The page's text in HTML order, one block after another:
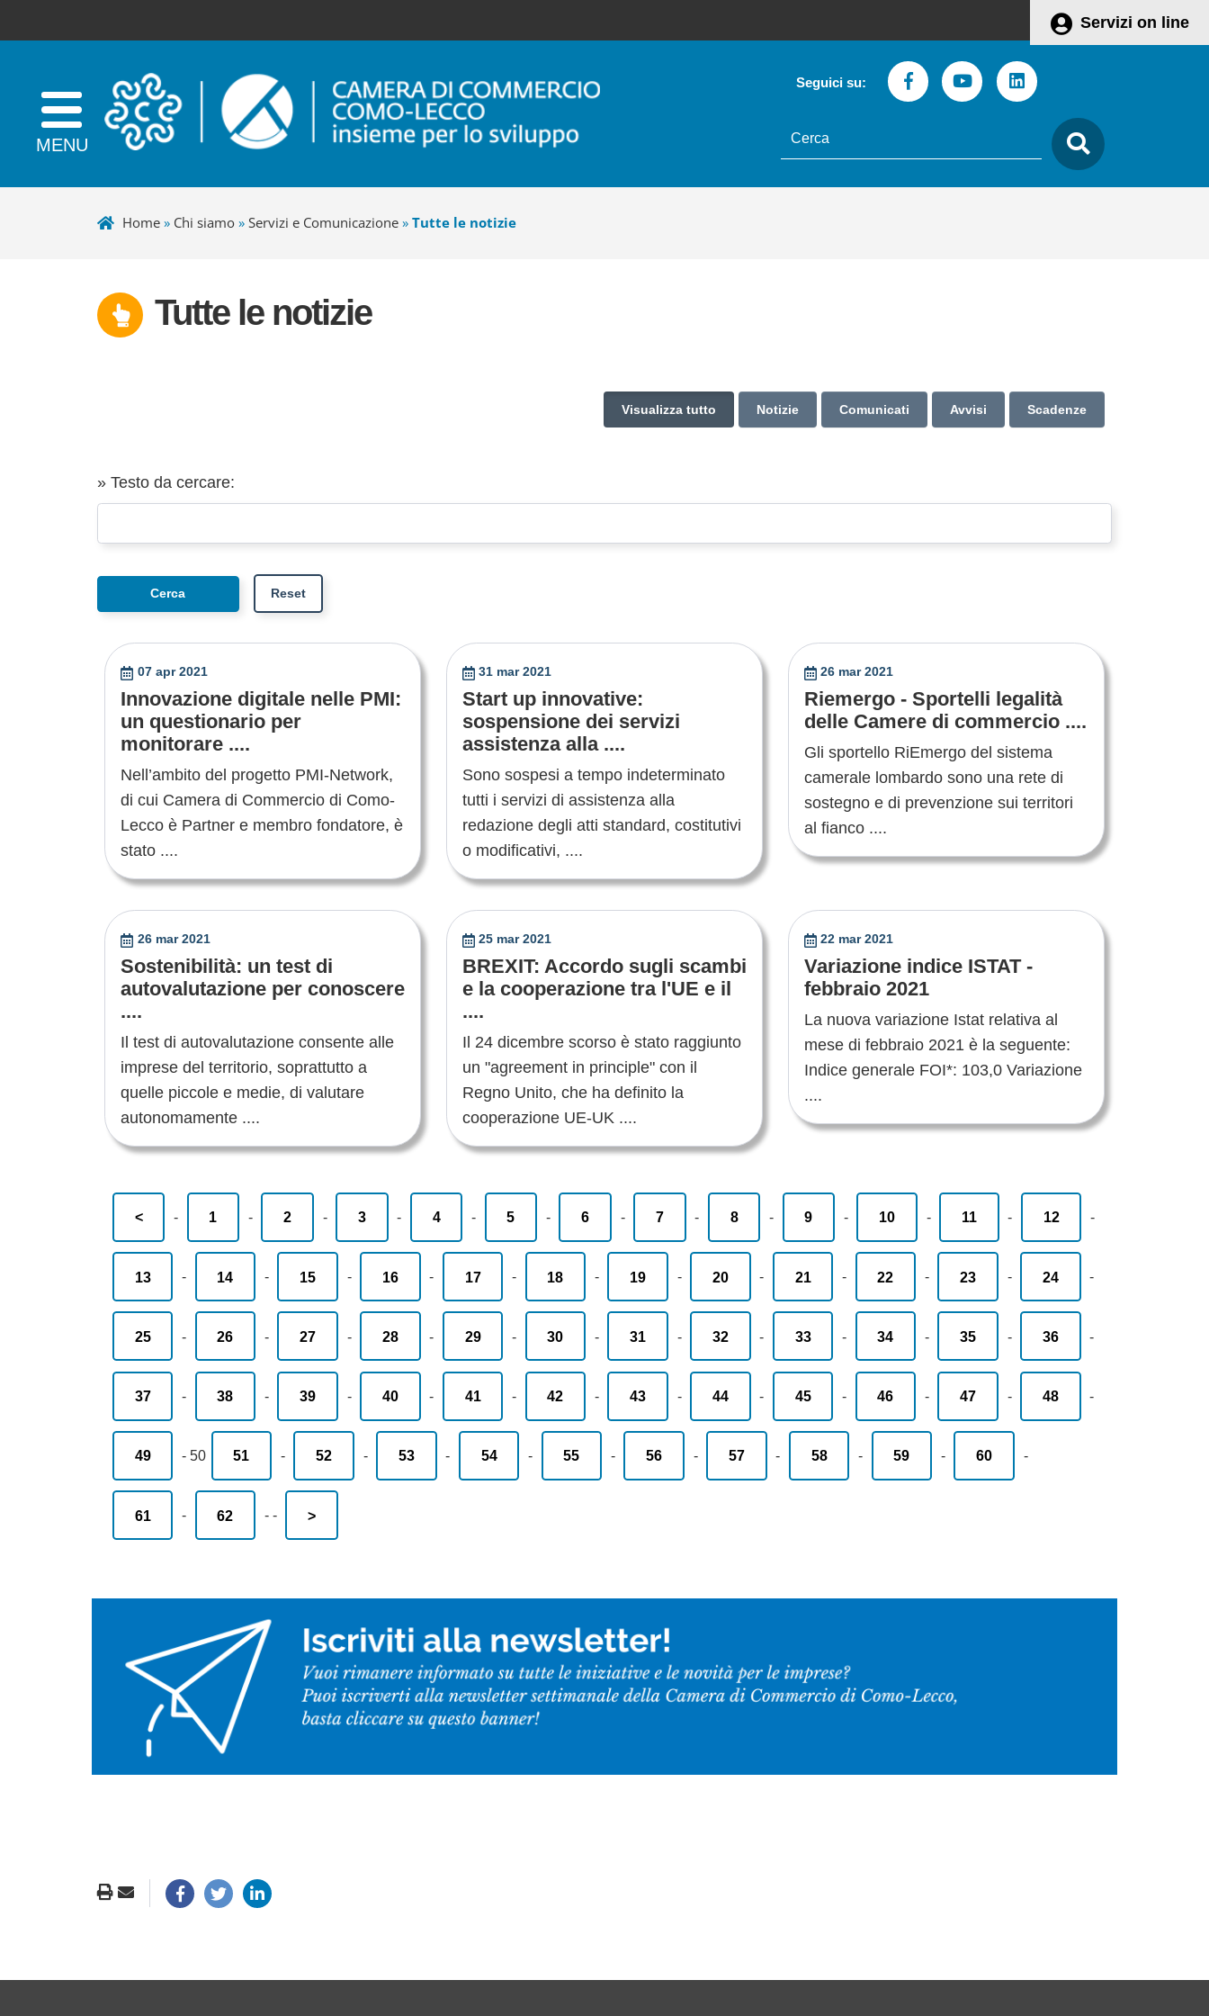
Servizi on line
Seguici su: FacebookYoutubeLinkedin
testo
da
cercare
Home» Chi siamo» Servizi e Comunicazione» Tutte le notizie
Tutte le notizie
Visualizza tutto Notizie Comunicati Avvisi Scadenze
» Testo da cercare:
07 apr 2021
Innovazione digitale nelle PMI:
un questionario per
monitorare ....
Nell’ambito del progetto PMI-Network,
di cui Camera di Commercio di Como-
Lecco è Partner e membro fondatore, è
stato ....
31 mar 2021
Start up innovative:
sospensione dei servizi
assistenza alla ....
Sono sospesi a tempo indeterminato
tutti i servizi di assistenza alla
redazione degli atti standard, costitutivi
o modificativi, ....
26 mar 2021
Riemergo - Sportelli legalità
delle Camere di commercio ....
Gli sportello RiEmergo del sistema
camerale lombardo sono una rete di
sostegno e di prevenzione sui territori
al fianco ....
26 mar 2021
Sostenibilità: un test di
autovalutazione per conoscere
....
Il test di autovalutazione consente alle
imprese del territorio, soprattutto a
quelle piccole e medie, di valutare
autonomamente ....
25 mar 2021
BREXIT: Accordo sugli scambi
e la cooperazione tra l'UE e il
....
Il 24 dicembre scorso è stato raggiunto
un "agreement in principle" con il
Regno Unito, che ha definito la
cooperazione UE-UK ....
22 mar 2021
Variazione indice ISTAT -
febbraio 2021
La nuova variazione Istat relativa al
mese di febbraio 2021 è la seguente:
Indice generale FOI*: 103,0 Variazione
....
< - 1 - 2 - 3 - 4 - 5 - 6 - 7 - 8 - 9 - 10 - 11 - 12 -
13 - 14 - 15 - 16 - 17 - 18 - 19 - 20 - 21 - 22 - 23 - 24 -
25 - 26 - 27 - 28 - 29 - 30 - 31 - 32 - 33 - 34 - 35 - 36 -
37 - 38 - 39 - 40 - 41 - 42 - 43 - 44 - 45 - 46 - 47 - 48 -
49 - 50 51 - 52 - 53 - 54 - 55 - 56 - 57 - 58 - 59 - 60 -
61 - 62 - - >